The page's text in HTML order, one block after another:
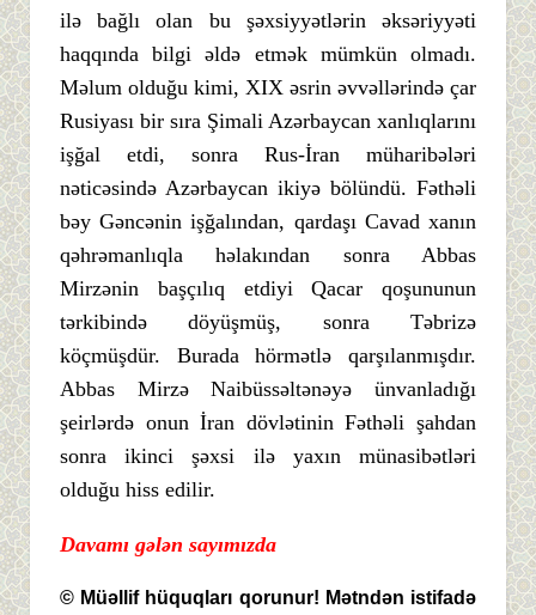
ilə bağlı olan bu şəxsiyyətlərin əksəriyyəti
haqqında bilgi əldə etmək mümkün olmadı.
Məlum olduğu kimi, XIX əsrin əvvəllərində çar
Rusiyası bir sıra Şimali Azərbaycan xanlıqlarını
işğal etdi, sonra Rus-İran müharibələri
nəticəsində Azərbaycan ikiyə bölündü. Fəthəli
bəy Gəncənin işğalından, qardaşı Cavad xanın
qəhrəmanlıqla həlakından sonra Abbas
Mirzənin başçılıq etdiyi Qacar qoşununun
tərkibində döyüşmüş, sonra Təbrizə
köçmüşdür. Burada hörmətlə qarşılanmışdır.
Abbas Mirzə Naibüssəltənəyə ünvanladığı
şeirlərdə onun İran dövlətinin Fəthəli şahdan
sonra ikinci şəxsi ilə yaxın münasibətləri
olduğu hiss edilir.
Davamı gələn sayımızda
© Müəllif hüquqları qorunur! Mətndən istifadə